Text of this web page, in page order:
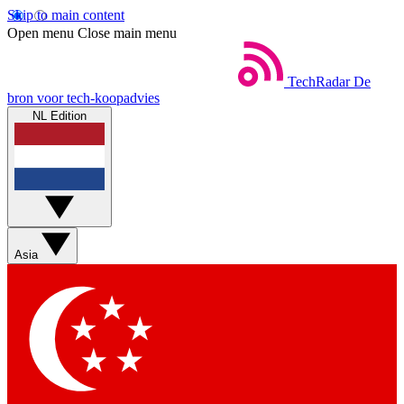
Skip to main content
Open menu Close main menu
TechRadar De
bron voor tech-koopadvies
NL Edition
Asia